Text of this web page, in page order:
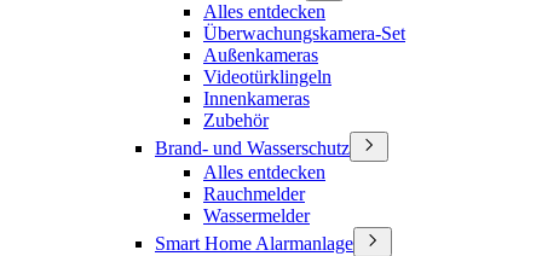
Alles entdecken
Überwachungskamera-Set
Außenkameras
Videotürklingeln
Innenkameras
Zubehör
Brand- und Wasserschutz
Alles entdecken
Rauchmelder
Wassermelder
Smart Home Alarmanlage